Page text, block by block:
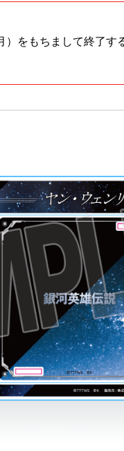
をもちまして終了